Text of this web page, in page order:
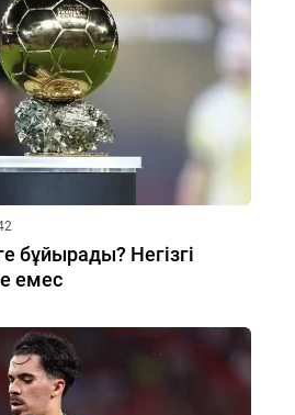
бұйырады? Негізгі
емес